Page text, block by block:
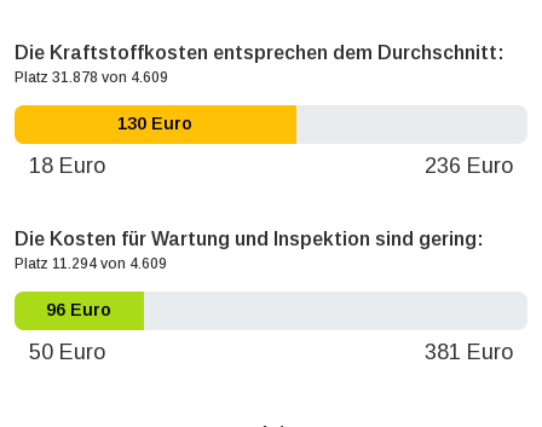
Die Kraftstoffkosten entsprechen dem Durchschnitt:
Platz 31.878 von 4.609
130 Euro
18 Euro 236 Euro
Die Kosten für Wartung und Inspektion sind gering:
Platz 11.294 von 4.609
96 Euro
50 Euro 381 Euro